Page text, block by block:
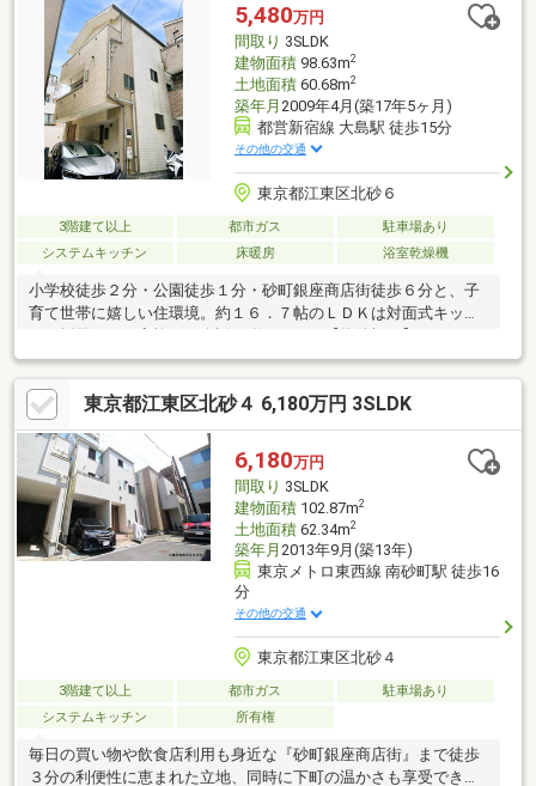
5,480万円
間取り 3SLDK
建物面積98.63m2
土地面積60.68m2
築年月 2009年4月(築17年5ヶ月)
都営新宿線 大島駅 徒歩15分
その他の交通
東京都江東区北砂６
3階建て以上 都市ガス
駐車場あり
システムキッチン
床暖房 浴室乾燥機
小学校徒歩２分・公園徒歩１分・砂町銀座商店街徒歩６分と、子
育て世帯に嬉しい住環境。約１６．７帖のＬＤＫは対面式キッチ
ンを採用し、ご家族との会話も弾みます。【物件概要】２００９
年４月築の木造３階建３ＳＬＤＫ。土地６０．６８㎡、建物９
８．６３㎡。電気式床暖房、食器洗乾燥機、浴室換気乾燥暖房
機、トイレ２か所、トップライト２か所、ＥＶ充電設備、カース
ペース・ＥＶ充電設備付き【ライフインフォメーション】◆区立
第六砂町小学校徒歩２分◆区立砂町中学校徒歩７分◆砂町銀座商
店街徒歩６分◆ヨークマート東砂店徒歩７分◆赤札堂砂町店徒歩
８分◆ミニストップ徒歩１分◆亀高公園・仙台堀川公園徒歩１分
東京都江東区北砂４ 6,180万円 3SLDK
6,180万円
間取り 3SLDK
建物面積102.87m2
土地面積62.34m2
築年月 2013年9月(築13年)
東京メトロ東西線 南砂町駅 徒歩16
分
その他の交通
東京都江東区北砂４
3階建て以上 都市ガス
駐車場あり
システムキッチン
所有権
毎日の買い物や飲食店利用も身近な『砂町銀座商店街』まで徒歩
３分の利便性に恵まれた立地、同時に下町の温かさも享受できま